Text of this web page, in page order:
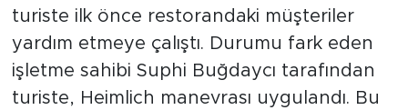
turiste ilk önce restorandaki müşteriler
yardım etmeye çalıştı. Durumu fark eden
işletme sahibi Suphi Buğdaycı tarafından
turiste, Heimlich manevrası uygulandı. Bu